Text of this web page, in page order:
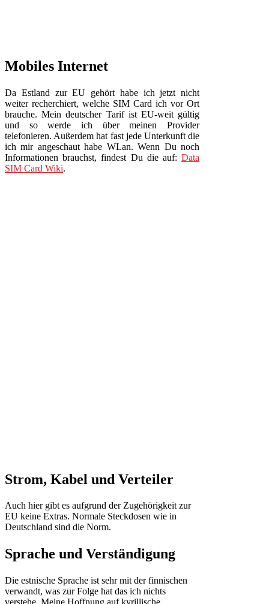
Mobiles Internet
Da Estland zur EU gehört habe ich jetzt nicht
weiter recherchiert, welche SIM Card ich vor Ort
brauche. Mein deutscher Tarif ist EU-weit gültig
und so werde ich über meinen Provider
telefonieren. Außerdem hat fast jede Unterkunft die
ich mir angeschaut habe WLan. Wenn Du noch
Informationen brauchst, findest Du die auf: Data
SIM Card Wiki.
Strom, Kabel und Verteiler
Auch hier gibt es aufgrund der Zugehörigkeit zur
EU keine Extras. Normale Steckdosen wie in
Deutschland sind die Norm.
Sprache und Verständigung
Die estnische Sprache ist sehr mit der finnischen
verwandt, was zur Folge hat das ich nichts